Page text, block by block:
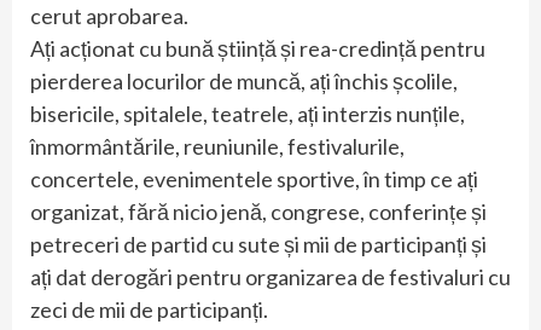
cerut aprobarea.
Ați acționat cu bună știință și rea-credință pentru
pierderea locurilor de muncă, ați închis școlile,
bisericile, spitalele, teatrele, ați interzis nunțile,
înmormântările, reuniunile, festivalurile,
concertele, evenimentele sportive, în timp ce ați
organizat, fără nicio jenă, congrese, conferințe și
petreceri de partid cu sute și mii de participanți și
ați dat derogări pentru organizarea de festivaluri cu
zeci de mii de participanți.